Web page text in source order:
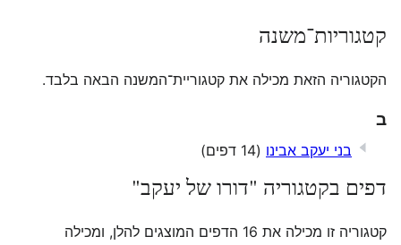
קטגוריות־משנה
הקטגוריה הזאת מכילה את קטגוריית־המשנה הבאה בלבד.
ב
בני יעקב אבינו (14 דפים)
דפים בקטגוריה "דורו של יעקב"
קטגוריה זו מכילה את 16 הדפים המוצגים להלן, ומכילה